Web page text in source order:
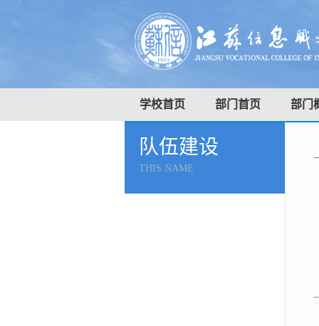
学校首页 部门首页 部门
队伍建设
THIS NAME